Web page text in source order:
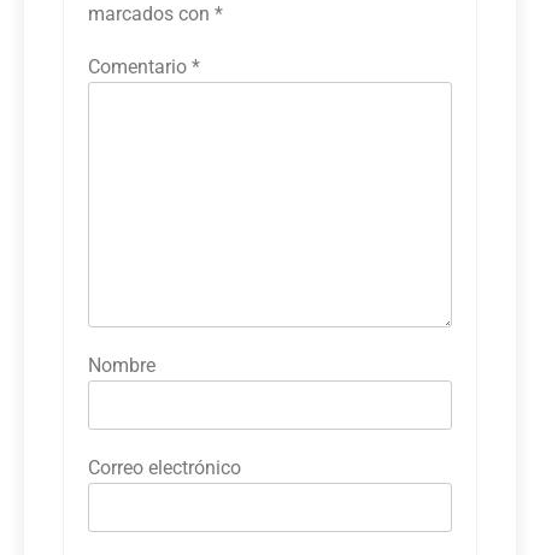
marcados con *
Comentario *
Nombre
Correo electrónico